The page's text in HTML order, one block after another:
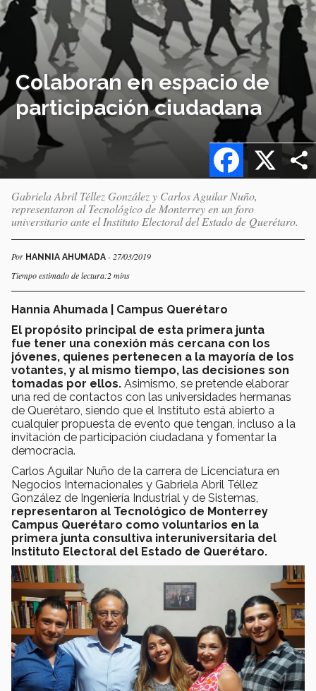
Colaboran en espacio de
participación ciudadana
X
Facebook
Gabriela Abril Téllez González y Carlos Aguilar Nuño,
representaron al Tecnológico de Monterrey en un foro
universitario ante el Instituto Electoral del Estado de Querétaro.
Por HANNIA AHUMADA - 27/03/2019
Tiempo estimado de lectura:2 mins
Hannia Ahumada | Campus Querétaro
El propósito principal de esta primera junta
fue tener una conexión más cercana con los
jóvenes, quienes pertenecen a la mayoría de los
votantes, y al mismo tiempo, las decisiones son
tomadas por ellos. Asimismo, se pretende elaborar
una red de contactos con las universidades hermanas
de Querétaro, siendo que el Instituto está abierto a
cualquier propuesta de evento que tengan, incluso a la
invitación de participación ciudadana y fomentar la
democracia.
Carlos Aguilar Nuño de la carrera de Licenciatura en
Negocios Internacionales y Gabriela Abril Téllez
González de Ingeniería Industrial y de Sistemas,
representaron al Tecnológico de Monterrey
Campus Querétaro como voluntarios en la
primera junta consultiva interuniversitaria del
Instituto Electoral del Estado de Querétaro.